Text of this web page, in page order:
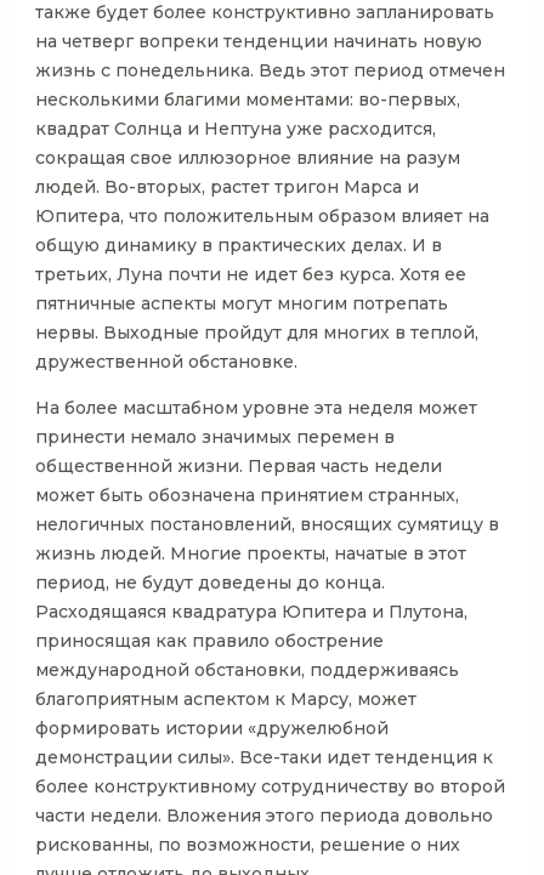
также будет более конструктивно запланировать
на четверг вопреки тенденции начинать новую
жизнь с понедельника. Ведь этот период отмечен
несколькими благими моментами: во-первых,
квадрат Солнца и Нептуна уже расходится,
сокращая свое иллюзорное влияние на разум
людей. Во-вторых, растет тригон Марса и
Юпитера, что положительным образом влияет на
общую динамику в практических делах. И в
третьих, Луна почти не идет без курса. Хотя ее
пятничные аспекты могут многим потрепать
нервы. Выходные пройдут для многих в теплой,
дружественной обстановке.
На более масштабном уровне эта неделя может
принести немало значимых перемен в
общественной жизни. Первая часть недели
может быть обозначена принятием странных,
нелогичных постановлений, вносящих сумятицу в
жизнь людей. Многие проекты, начатые в этот
период, не будут доведены до конца.
Расходящаяся квадратура Юпитера и Плутона,
приносящая как правило обострение
международной обстановки, поддерживаясь
благоприятным аспектом к Марсу, может
формировать истории «дружелюбной
демонстрации силы». Все-таки идет тенденция к
более конструктивному сотрудничеству во второй
части недели. Вложения этого периода довольно
рискованны, по возможности, решение о них